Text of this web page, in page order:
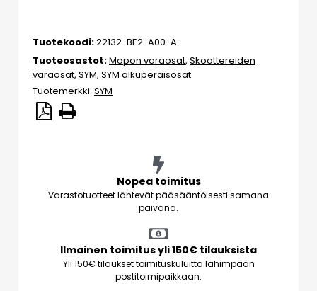
Tuotekoodi:22132-BE2-A00-A
Tuoteosastot:Mopon varaosat, Skoottereiden
varaosat, SYM, SYM alkuperäisosat
Tuotemerkki: SYM
Nopea toimitus
Varastotuotteet lähtevät pääsääntöisesti samana
päivänä.
Ilmainen toimitus yli 150€ tilauksista
Yli 150€ tilaukset toimituskuluitta lähimpään
postitoimipaikkaan.